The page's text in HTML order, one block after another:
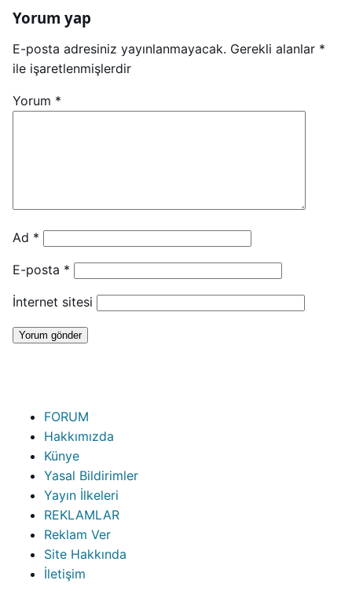
Yorum yap
E-posta adresiniz yayınlanmayacak. Gerekli alanlar *
ile işaretlenmişlerdir
Yorum *
Ad *
E-posta *
İnternet sitesi
FORUM
Hakkımızda
Künye
Yasal Bildirimler
Yayın İlkeleri
REKLAMLAR
Reklam Ver
Site Hakkında
İletişim